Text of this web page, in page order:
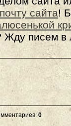
почту сайта!
Жду писем в
: 0